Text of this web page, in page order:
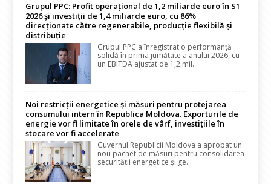
Grupul PPC: Profit operațional de 1,2 miliarde euro în S1
2026 și investiții de 1,4 miliarde euro, cu 86%
direcționate către regenerabile, producție flexibilă și
distribuție
Grupul PPC a înregistrat o performanță
solidă în prima jumătate a anului 2026, cu
un EBITDA ajustat de 1,2 mil...
Noi restricții energetice și măsuri pentru protejarea
consumului intern în Republica Moldova. Exporturile de
energie vor fi limitate în orele de vârf, investițiile în
stocare vor fi accelerate
Guvernul Republicii Moldova a aprobat un
nou pachet de măsuri pentru consolidarea
securității energetice și ge...